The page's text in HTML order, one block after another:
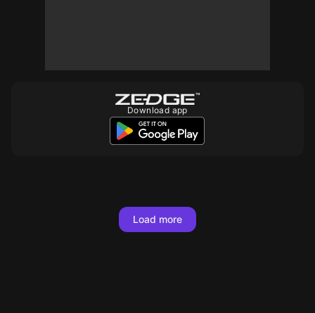
Download app
Load more